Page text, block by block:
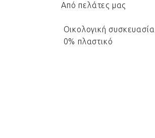
Από πελάτες μας
Οικολογική συσκευασία
0% πλαστικό